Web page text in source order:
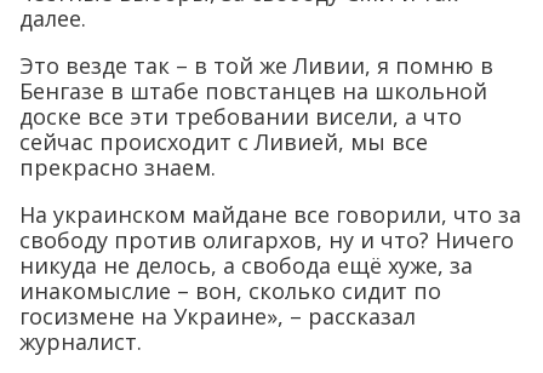
далее.
Это везде так – в той же Ливии, я помню в
Бенгазе в штабе повстанцев на школьной
доске все эти требовании висели, а что
сейчас происходит с Ливией, мы все
прекрасно знаем.
На украинском майдане все говорили, что за
свободу против олигархов, ну и что? Ничего
никуда не делось, а свобода ещё хуже, за
инакомыслие – вон, сколько сидит по
госизмене на Украине», – рассказал
журналист.